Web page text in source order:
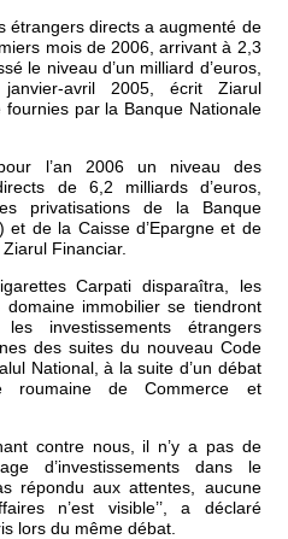
étrangers directs a augmenté de
mois de 2006, arrivant à 2,3
le niveau d’un milliard d’euros,
avril 2005, écrit Ziarul
par la Banque Nationale
l’an 2006 un niveau des
de 6,2 milliards d’euros,
privatisations de la Banque
et de la Caisse d’Epargne et de
Financiar.
Carpati disparaîtra, les
immobilier se tiendront
investissements étrangers
des suites du nouveau Code
National, à la suite d’un débat
roumaine de Commerce et
contre nous, il n’y a pas de
d’investissements dans le
répondu aux attentes, aucune
n’est visible’’, a déclaré
lors du même débat.